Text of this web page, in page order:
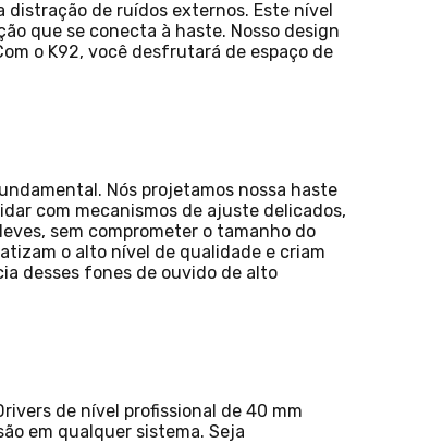
distração de ruídos externos. Este nível
que se conecta à haste. Nosso design
o K92, você desfrutará de espaço de
Nós projetamos nossa haste
com mecanismos de ajuste delicados,
sem comprometer o tamanho do
o alto nível de qualidade e criam
desses fones de ouvido de alto
de nível profissional de 40 mm
em qualquer sistema. Seja